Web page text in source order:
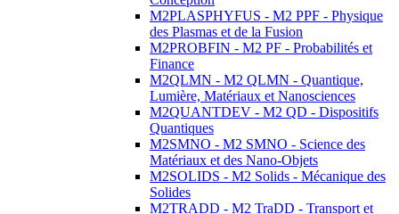
M2PLASPHYFUS - M2 PPF - Physique
des Plasmas et de la Fusion
M2PROBFIN - M2 PF - Probabilités et
Finance
M2QLMN - M2 QLMN - Quantique,
Lumière, Matériaux et Nanosciences
M2QUANTDEV - M2 QD - Dispositifs
Quantiques
M2SMNO - M2 SMNO - Science des
Matériaux et des Nano-Objets
M2SOLIDS - M2 Solids - Mécanique des
Solides
M2TRADD - M2 TraDD - Transport et